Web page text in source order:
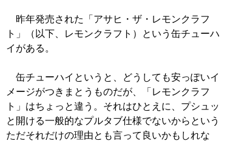
昨年発売された「アサヒ・ザ・レモンクラフ
ト」（以下、レモンクラフト）という缶チューハ
イがある。
缶チューハイというと、どうしても安っぽいイ
メージがつきまとうものだが、「レモンクラフ
ト」はちょっと違う。それはひとえに、プシュッ
と開ける一般的なプルタブ仕様でないからという
ただそれだけの理由とも言って良いかもしれな